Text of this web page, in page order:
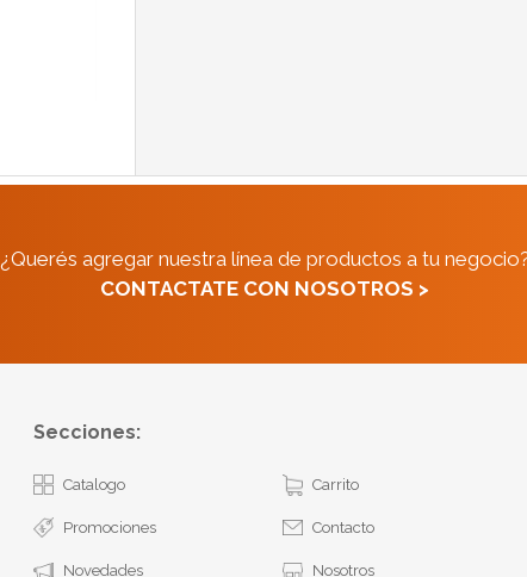
¿Querés agregar nuestra línea de productos a tu
CONTACTATE CON NOSOTROS >
Secciones:
Catalogo
Promociones
Novedades
Carrito
Contacto
Nosotros